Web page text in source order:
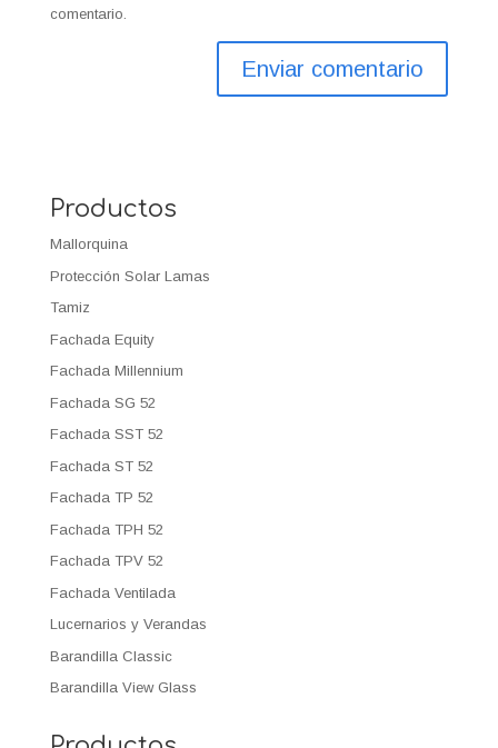
comentario.
Productos
Mallorquina
Protección Solar Lamas
Tamiz
Fachada Equity
Fachada Millennium
Fachada SG 52
Fachada SST 52
Fachada ST 52
Fachada TP 52
Fachada TPH 52
Fachada TPV 52
Fachada Ventilada
Lucernarios y Verandas
Barandilla Classic
Barandilla View Glass